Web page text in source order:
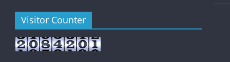
Visitor Counter